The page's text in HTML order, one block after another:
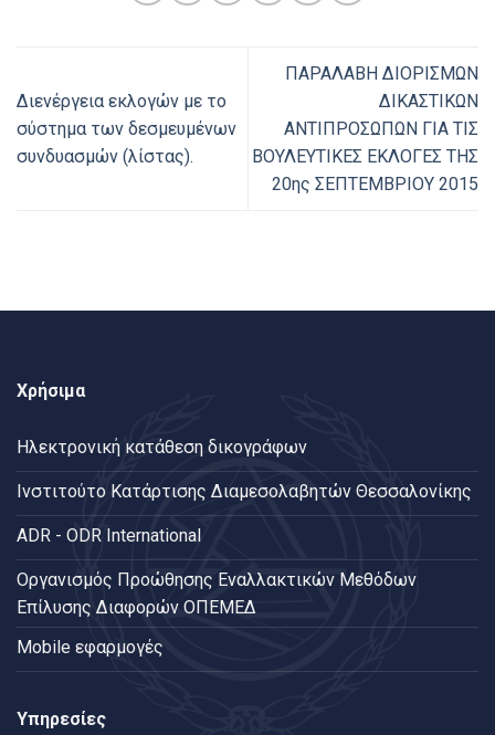
Διενέργεια εκλογών με το
σύστημα των δεσμευμένων
συνδυασμών (λίστας).
ΠAΡΑΛΑΒΗ ΔIOPIΣMΩN
ΔIKΑΣΤΙΚΩΝ
ANTIΠPΟΣΩΠΩN ΓΙΑ ΤΙΣ
ΒΟΥΛΕΥΤΙΚΕΣ ΕΚΛΟΓΕΣ ΤΗΣ
20ης ΣΕΠΤΕΜΒΡΙΟΥ 2015
Χρήσιμα
Ηλεκτρονική κατάθεση δικογράφων
Ινστιτούτο Κατάρτισης Διαμεσολαβητών Θεσσαλονίκης
ADR - ODR International
Oργανισμός Προώθησης Εναλλακτικών Μεθόδων
Επίλυσης Διαφορών ΟΠΕΜΕΔ
Mobile εφαρμογές
Υπηρεσίες